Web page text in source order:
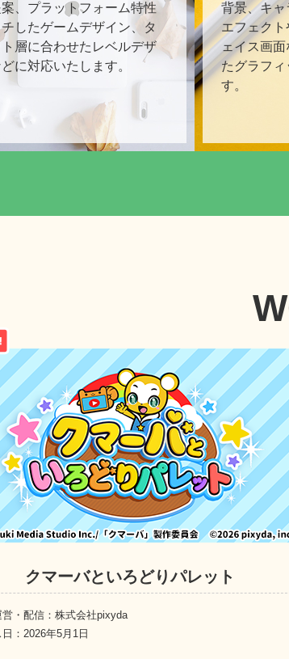
、プラットフォーム特性
したゲームデザイン、タ
層に合わせたレベルデザ
に対応いたします。
背景、キャ
エフェク
ェイス画
たグラフィ
す。
クマーバといろどりパレット
営・配信：株式会社pixyda
日：2026年5月1日